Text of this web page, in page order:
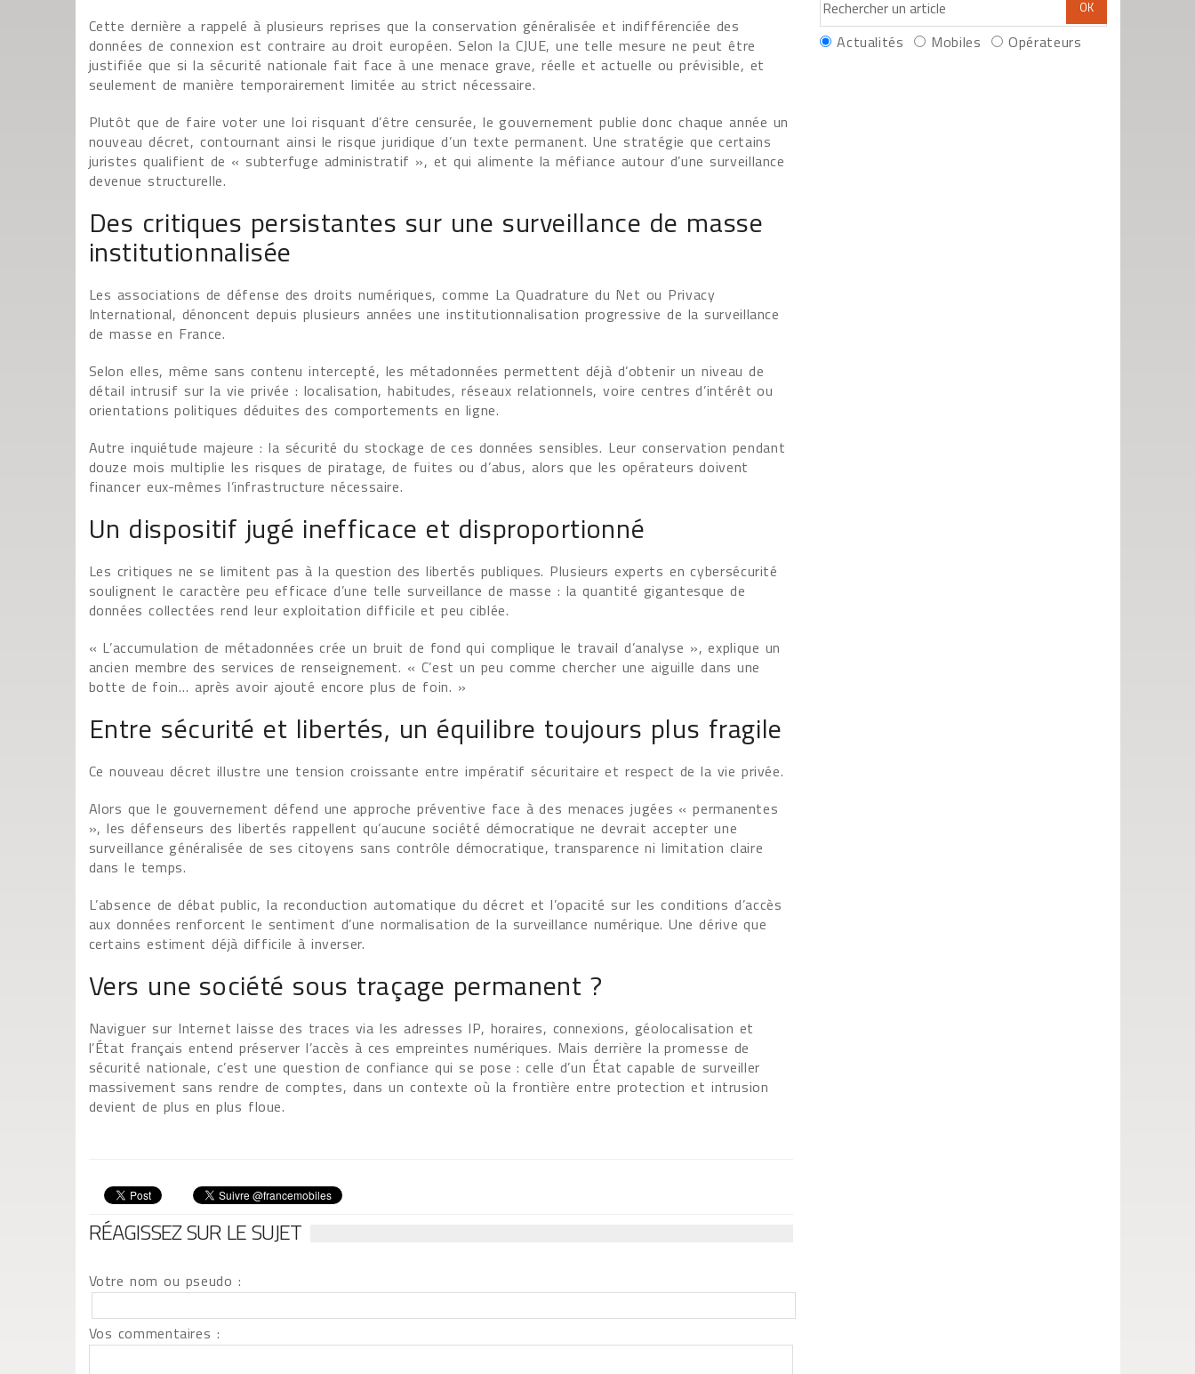
Cette dernière a rappelé à plusieurs reprises que la conservation généralisée et indifférenciée des
données de connexion est contraire au droit européen. Selon la CJUE, une telle mesure ne peut être
justifiée que si la sécurité nationale fait face à une menace grave, réelle et actuelle ou prévisible, et
seulement de manière temporairement limitée au strict nécessaire.
Plutôt que de faire voter une loi risquant d’être censurée, le gouvernement publie donc chaque année un
nouveau décret, contournant ainsi le risque juridique d’un texte permanent. Une stratégie que certains
juristes qualifient de « subterfuge administratif », et qui alimente la méfiance autour d’une surveillance
devenue structurelle.
Des critiques persistantes sur une surveillance de masse
institutionnalisée
Les associations de défense des droits numériques, comme La Quadrature du Net ou Privacy
International, dénoncent depuis plusieurs années une institutionnalisation progressive de la surveillance
de masse en France.
Selon elles, même sans contenu intercepté, les métadonnées permettent déjà d’obtenir un niveau de
détail intrusif sur la vie privée : localisation, habitudes, réseaux relationnels, voire centres d’intérêt ou
orientations politiques déduites des comportements en ligne.
Autre inquiétude majeure : la sécurité du stockage de ces données sensibles. Leur conservation pendant
douze mois multiplie les risques de piratage, de fuites ou d’abus, alors que les opérateurs doivent
financer eux-mêmes l’infrastructure nécessaire.
Un dispositif jugé inefficace et disproportionné
Les critiques ne se limitent pas à la question des libertés publiques. Plusieurs experts en cybersécurité
soulignent le caractère peu efficace d’une telle surveillance de masse : la quantité gigantesque de
données collectées rend leur exploitation difficile et peu ciblée.
« L’accumulation de métadonnées crée un bruit de fond qui complique le travail d’analyse », explique un
ancien membre des services de renseignement. « C’est un peu comme chercher une aiguille dans une
botte de foin… après avoir ajouté encore plus de foin. »
Entre sécurité et libertés, un équilibre toujours plus fragile
Ce nouveau décret illustre une tension croissante entre impératif sécuritaire et respect de la vie privée.
Alors que le gouvernement défend une approche préventive face à des menaces jugées « permanentes
», les défenseurs des libertés rappellent qu’aucune société démocratique ne devrait accepter une
surveillance généralisée de ses citoyens sans contrôle démocratique, transparence ni limitation claire
dans le temps.
L’absence de débat public, la reconduction automatique du décret et l’opacité sur les conditions d’accès
aux données renforcent le sentiment d’une normalisation de la surveillance numérique. Une dérive que
certains estiment déjà difficile à inverser.
Vers une société sous traçage permanent ?
Naviguer sur Internet laisse des traces via les adresses IP, horaires, connexions, géolocalisation et
l’État français entend préserver l’accès à ces empreintes numériques. Mais derrière la promesse de
sécurité nationale, c’est une question de confiance qui se pose : celle d’un État capable de surveiller
massivement sans rendre de comptes, dans un contexte où la frontière entre protection et intrusion
devient de plus en plus floue.
RÉAGISSEZ SUR LE SUJET
Votre nom ou pseudo :
Vos commentaires :
Actualités Mobiles Opérateurs